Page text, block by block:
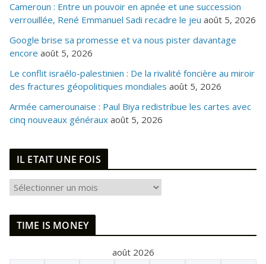
Cameroun : Entre un pouvoir en apnée et une succession
verrouillée, René Emmanuel Sadi recadre le jeu août 5, 2026
Google brise sa promesse et va nous pister davantage
encore août 5, 2026
Le conflit israélo-palestinien : De la rivalité foncière au miroir
des fractures géopolitiques mondiales août 5, 2026
Armée camerounaise : Paul Biya redistribue les cartes avec
cinq nouveaux généraux août 5, 2026
IL ETAIT UNE FOIS
E
I
TIME IS MONEY
août 2026